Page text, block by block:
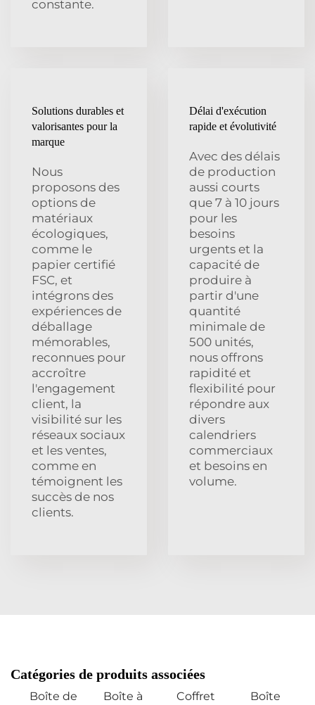
constante.
Solutions durables et
valorisantes pour la
marque
Nous
proposons des
options de
matériaux
écologiques,
comme le
papier certifié
FSC, et
intégrons des
expériences de
déballage
mémorables,
reconnues pour
accroître
l'engagement
client, la
visibilité sur les
réseaux sociaux
et les ventes,
comme en
témoignent les
succès de nos
clients.
Délai d'exécution
rapide et évolutivité
Avec des délais
de production
aussi courts
que 7 à 10 jours
pour les
besoins
urgents et la
capacité de
produire à
partir d'une
quantité
minimale de
500 unités,
nous offrons
rapidité et
flexibilité pour
répondre aux
divers
calendriers
commerciaux
et besoins en
volume.
Catégories de produits associées
Boîte de
Boîte à
Coffret
Boîte